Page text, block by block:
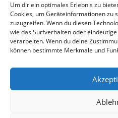
Um dir ein optimales Erlebnis zu
Cookies, um Geräteinformationen zu
zuzugreifen. Wenn du diesen
wie das Surfverhalten oder
verarbeiten. Wenn du deine
können bestimmte Merkmale und
ChorAlle und Band Konzert